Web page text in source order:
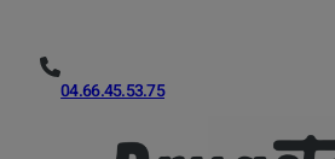
04.66.45.53.75